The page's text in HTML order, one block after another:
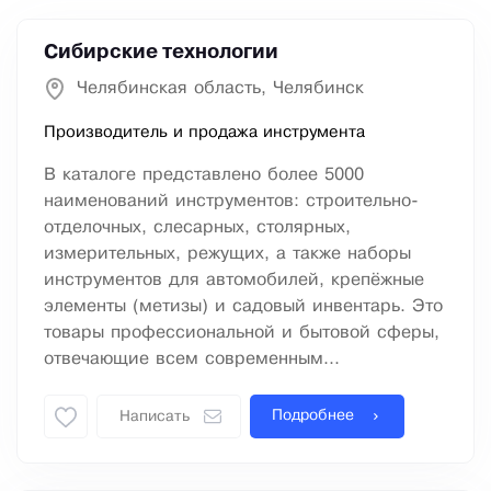
Сибирские технологии
Челябинская область, Челябинск
Производитель и продажа инструмента
В каталоге представлено более 5000
наименований инструментов: строительно-
отделочных, слесарных, столярных,
измерительных, режущих, а также наборы
инструментов для автомобилей, крепёжные
элементы (метизы) и садовый инвентарь. Это
товары профессиональной и бытовой сферы,
отвечающие всем современным...
Написать Подробнее